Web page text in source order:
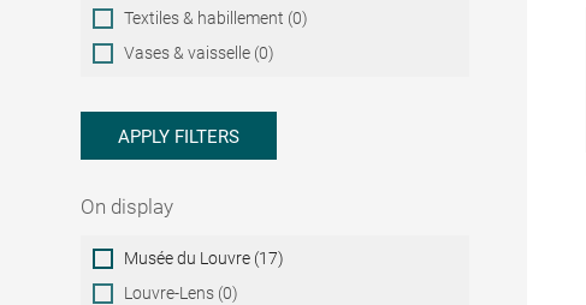
Textiles & habillement (0)
Vases & vaisselle (0)
APPLY FILTERS
On display
On
display
Musée du Louvre (17)
Louvre-Lens (0)